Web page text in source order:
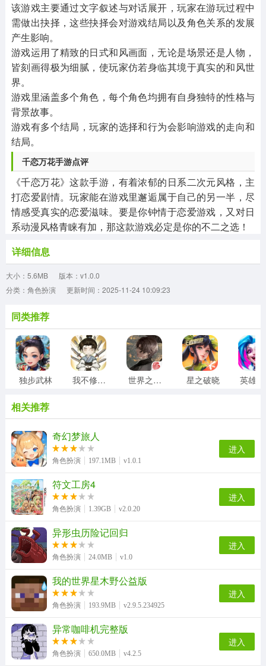
该游戏主要通过文字叙述与对话展开，玩家在游玩过程中
需做出抉择，这些抉择会对游戏结局以及角色关系的发展
产生影响。
游戏运用了精致的日式和风画面，无论是场景还是人物，
皆刻画得极为细腻，使玩家仿若身临其境于真实的和风世
界。
游戏里涵盖多个角色，每个角色均拥有自身独特的性格与
背景故事。
游戏有多个结局，玩家的选择和行为会影响游戏的走向和
结局。
千恋万花手游点评
《千恋万花》这款手游，有着浓郁的日系二次元风格，主
打恋爱剧情。玩家能在游戏里邂逅属于自己的另一半，尽
情感受真实的恋爱滋味。要是你钟情于恋爱游戏，又对日
系动漫风格青睐有加，那这款游戏必定是你的不二之选！
详细信息
大小：5.6MB
版本：v1.0.0
分类：角色扮演
更新时间：2025-11-24 10:09:23
同类推荐
独步武林 我不修仙只练剑 世界之外官服 星之破晓
相关推荐
奇幻梦旅人
角色扮演 197.1MB v1.0.1
进入
符文工房4
角色扮演 1.39GB v2.0.20
进入
异形虫历险记回归
角色扮演 24.0MB v1.0
进入
我的世界星木野公益版
角色扮演 193.9MB v2.9.5.234925
进入
异常咖啡机完整版
角色扮演 650.0MB v4.2.5
进入